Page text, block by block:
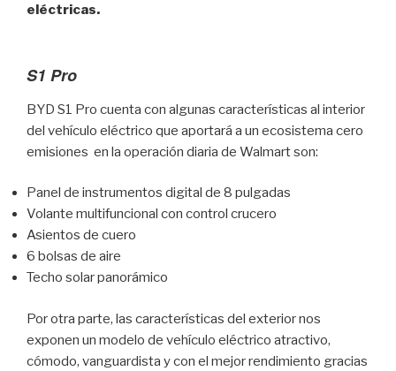
eléctricas.
S1 Pro
BYD S1 Pro cuenta con algunas características al interior
del vehículo eléctrico que aportará a un ecosistema cero
emisiones en la operación diaria de Walmart son:
Panel de instrumentos digital de 8 pulgadas
Volante multifuncional con control crucero
Asientos de cuero
6 bolsas de aire
Techo solar panorámico
Por otra parte, las características del exterior nos
exponen un modelo de vehículo eléctrico atractivo,
cómodo, vanguardista y con el mejor rendimiento gracias